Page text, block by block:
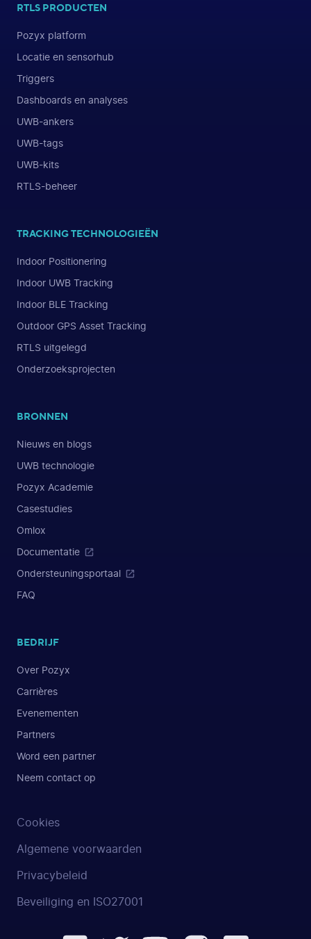
RTLS PRODUCTEN
Pozyx platform
Locatie en sensorhub
Triggers
Dashboards en analyses
UWB-ankers
UWB-tags
UWB-kits
RTLS-beheer
TRACKING TECHNOLOGIEËN
Indoor Positionering
Indoor UWB Tracking
Indoor BLE Tracking
Outdoor GPS Asset Tracking
RTLS uitgelegd
Onderzoeksprojecten
BRONNEN
Nieuws en blogs
UWB technologie
Pozyx Academie
Casestudies
Omlox
Documentatie
Ondersteuningsportaal
FAQ
BEDRIJF
Over Pozyx
Carrières
Evenementen
Partners
Word een partner
Neem contact op
Cookies
Algemene voorwaarden
Privacybeleid
Beveiliging en ISO27001